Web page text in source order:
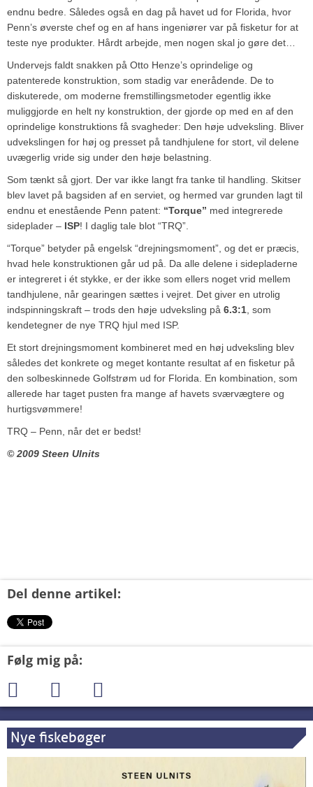
endnu bedre. Således også en dag på havet ud for Florida, hvor
Penn’s øverste chef og en af hans ingeniører var på fisketur for at
teste nye produkter. Hårdt arbejde, men nogen skal jo gøre det…
Undervejs faldt snakken på Otto Henze’s oprindelige og
patenterede konstruktion, som stadig var enerådende. De to
diskuterede, om moderne fremstillingsmetoder egentlig ikke
muliggjorde en helt ny konstruktion, der gjorde op med en af den
oprindelige konstruktions få svagheder: Den høje udveksling. Bliver
udvekslingen for høj og presset på tandhjulene for stort, vil delene
uvægerlig vride sig under den høje belastning.
Som tænkt så gjort. Der var ikke langt fra tanke til handling. Skitser
blev lavet på bagsiden af en serviet, og hermed var grunden lagt til
endnu et enestående Penn patent: “Torque” med integrerede
sideplader – ISP! I daglig tale blot “TRQ”.
“Torque” betyder på engelsk “drejningsmoment”, og det er præcis,
hvad hele konstruktionen går ud på. Da alle delene i sidepladerne
er integreret i ét stykke, er der ikke som ellers noget vrid mellem
tandhjulene, når gearingen sættes i vejret. Det giver en utrolig
indspinningskraft – trods den høje udveksling på 6.3:1 , som
kendetegner de nye TRQ hjul med ISP.
Et stort drejningsmoment kombineret med en høj udveksling blev
således det konkrete og meget kontante resultat af en fisketur på
den solbeskinnede Golfstrøm ud for Florida. En kombination, som
allerede har taget pusten fra mange af havets sværvægtere og
hurtigsvømmere!
TRQ – Penn, når det er bedst!
© 2009 Steen Ulnits
Del denne artikel:
Følg mig på:
Nye fiskebøger